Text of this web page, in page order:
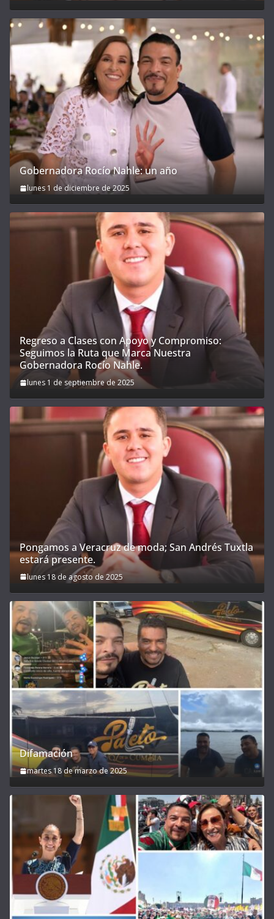
Gobernadora Rocío Nahle: un año
lunes 1 de diciembre de 2025
Regreso a Clases con Apoyo y Compromiso:
Seguimos la Ruta que Marca Nuestra
Gobernadora Rocío Nahle.
lunes 1 de septiembre de 2025
Pongamos a Veracruz de moda; San Andrés Tuxtla
estará presente.
lunes 18 de agosto de 2025
Difamación
martes 18 de marzo de 2025